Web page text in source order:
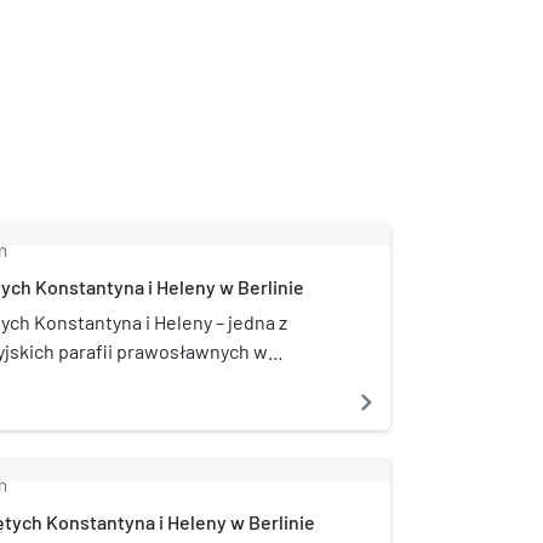
Konstantyna i Heleny w Berlinie
Konstantyna i Heleny – jedna z
parafii prawosławnych w
jest wzniesiona w 1893 dawna
navigate_next
Konstantyna i Heleny w Berlinie